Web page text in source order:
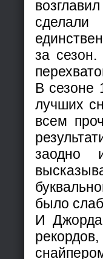
за
В сезоне
лучших
всем
заодно
было
И